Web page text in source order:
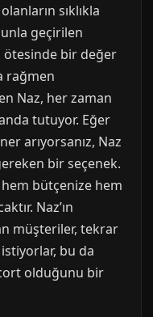
sıklıkla
geçirilen
ötesinde bir değer
rağmen
Naz, her zaman
tutuyor. Eğer
arıyorsanız, Naz
bir seçenek.
bütçenize hem
Naz’ın
müşteriler, tekrar
bu da
olduğunu bir